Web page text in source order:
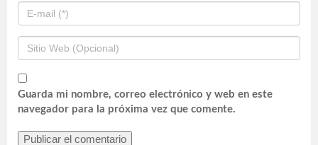
Guarda mi nombre, correo electrónico y web en este
navegador para la próxima vez que comente.